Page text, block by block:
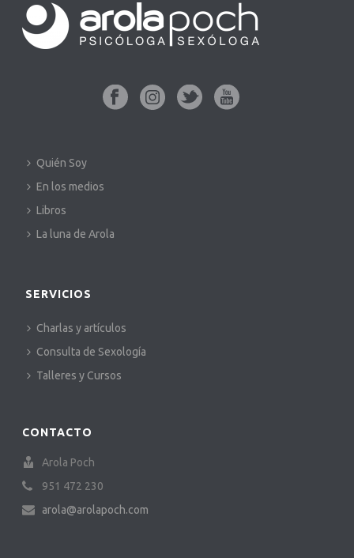
Quién Soy
En los medios
Libros
La luna de Arola
SERVICIOS
Charlas y artículos
Consulta de Sexología
Talleres y Cursos
CONTACTO
Arola Poch
951 472 230
arola@arolapoch.com